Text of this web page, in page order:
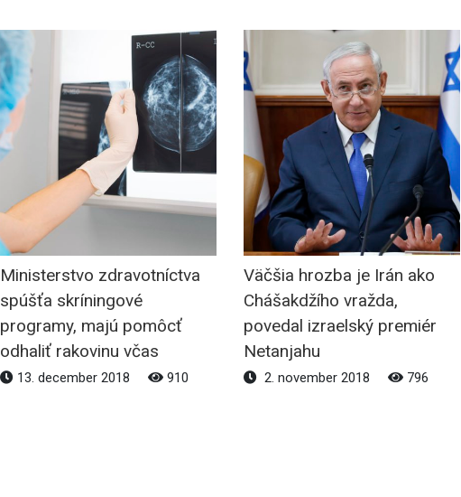
Ministerstvo zdravotníctva
spúšťa skríningové
programy, majú pomôcť
odhaliť rakovinu včas
13. december 2018 910
Väčšia hrozba je Irán ako
Chášakdžího vražda,
povedal izraelský premiér
Netanjahu
2. november 2018 796